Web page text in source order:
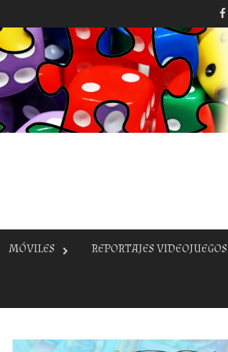
MÓVILES REPORTAJES VIDEOJUEGOS